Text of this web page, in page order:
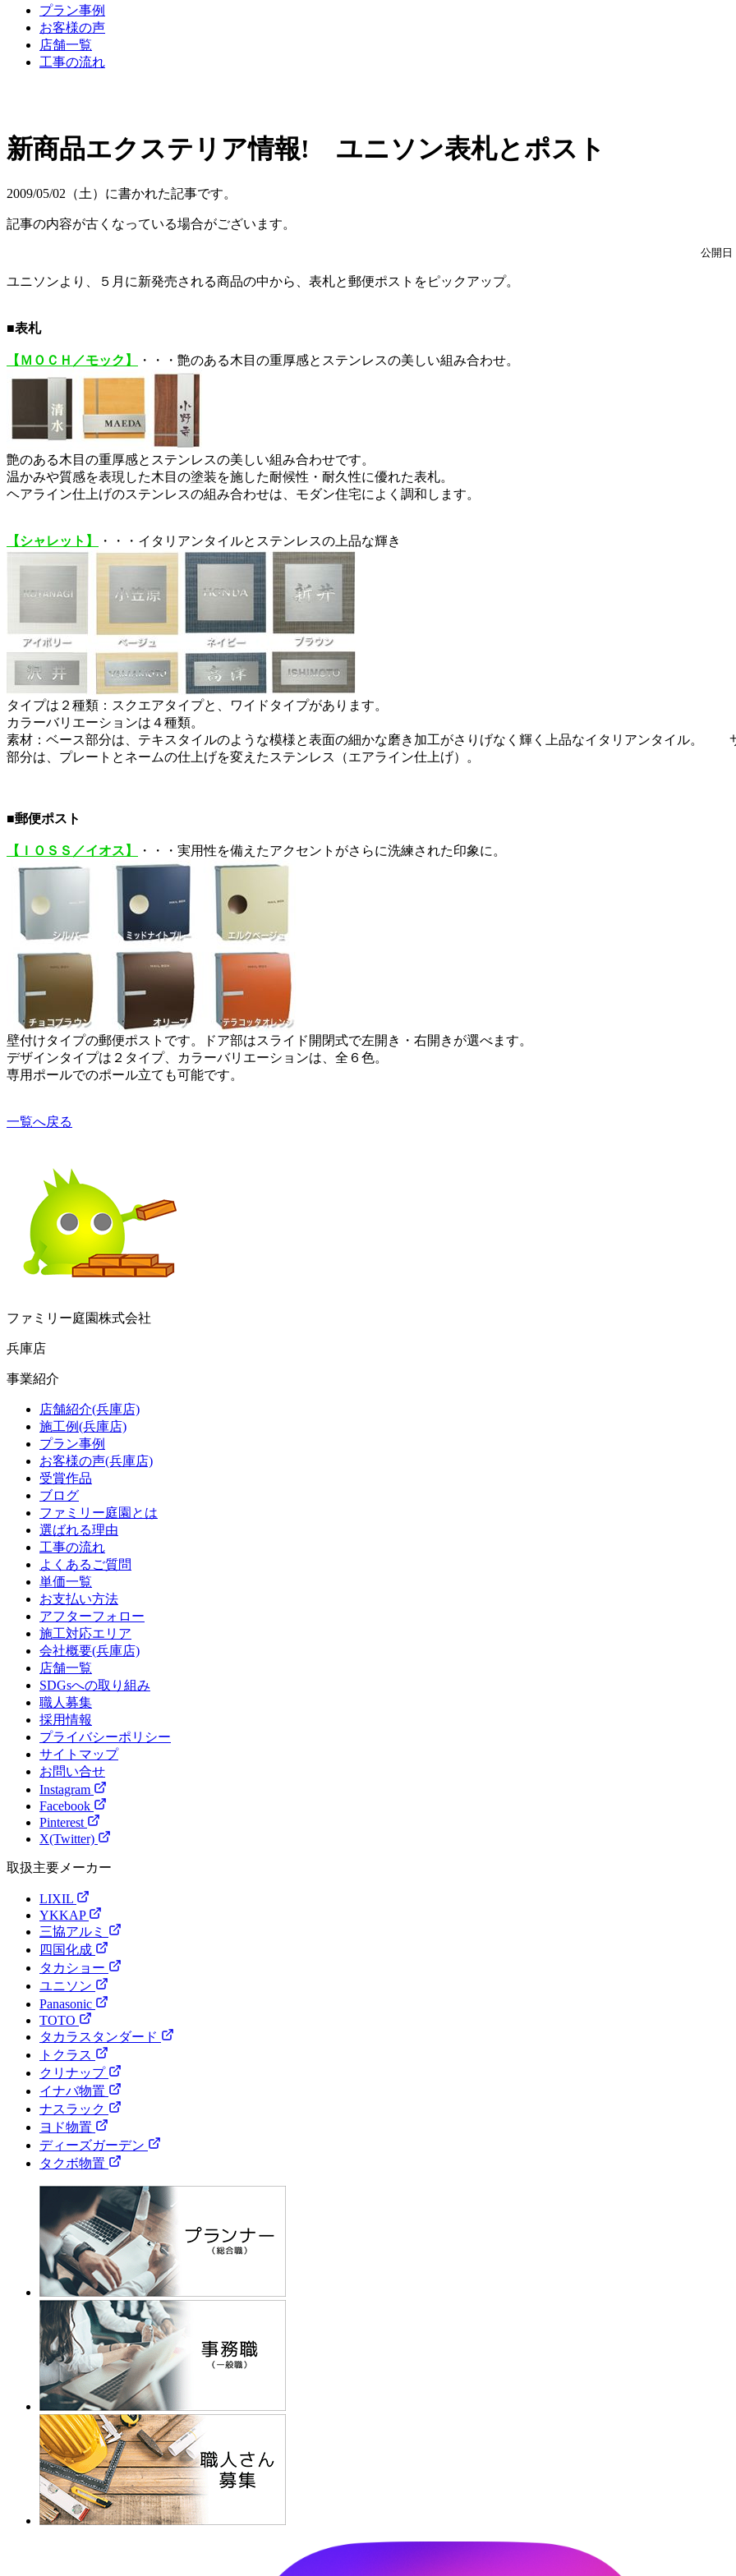
プラン事例
お客様の声
店舗一覧
工事の流れ
新商品エクステリア情報! ユニソン表札とポスト
2009/05/02（土）に書かれた記事です。
記事の内容が古くなっている場合がございます。
公開日
ユニソンより、５月に新発売される商品の中から、表札と郵便ポストをピックアップ。
■表札
【ＭＯＣＨ／モック】 ・・・艶のある木目の重厚感とステンレスの美しい組み合わせ。
艶のある木目の重厚感とステンレスの美しい組み合わせです。
温かみや質感を表現した木目の塗装を施した耐候性・耐久性に優れた表札。
ヘアライン仕上げのステンレスの組み合わせは、モダン住宅によく調和します。
【シャレット】 ・・・イタリアンタイルとステンレスの上品な輝き
タイプは２種類：スクエアタイプと、ワイドタイプがあります。
カラーバリエーションは４種類。
素材：ベース部分は、テキスタイルのような模様と表面の細かな磨き加工がさりげなく輝く上品なイタリアンタイル。
部分は、プレートとネームの仕上げを変えたステンレス（エアライン仕上げ）。
■郵便ポスト
【ＩＯＳＳ／イオス】 ・・・実用性を備えたアクセントがさらに洗練された印象に。
壁付けタイプの郵便ポストです。ドア部はスライド開閉式で左開き・右開きが選べます。
デザインタイプは２タイプ、カラーバリエーションは、全６色。
専用ポールでのポール立ても可能です。
一覧へ戻る
ファミリー庭園株式会社
兵庫店
事業紹介
店舗紹介(兵庫店)
施工例(兵庫店)
プラン事例
お客様の声(兵庫店)
受賞作品
ブログ
ファミリー庭園とは
選ばれる理由
工事の流れ
よくあるご質問
単価一覧
お支払い方法
アフターフォロー
施工対応エリア
会社概要(兵庫店)
店舗一覧
SDGsへの取り組み
職人募集
採用情報
プライバシーポリシー
サイトマップ
お問い合せ
Instagram
Facebook
Pinterest
X(Twitter)
取扱主要メーカー
LIXIL
YKKAP
三協アルミ
四国化成
タカショー
ユニソン
Panasonic
TOTO
タカラスタンダード
トクラス
クリナップ
イナバ物置
ナスラック
ヨド物置
ディーズガーデン
タクボ物置